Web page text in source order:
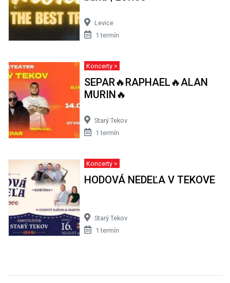
Levice
1 termín
Koncerty >
SEPAR🔥RAPHAEL🔥ALAN
MURIN🔥
Starý Tekov
1 termín
Koncerty >
HODOVÁ NEDEĽA V TEKOVE
Starý Tekov
1 termín